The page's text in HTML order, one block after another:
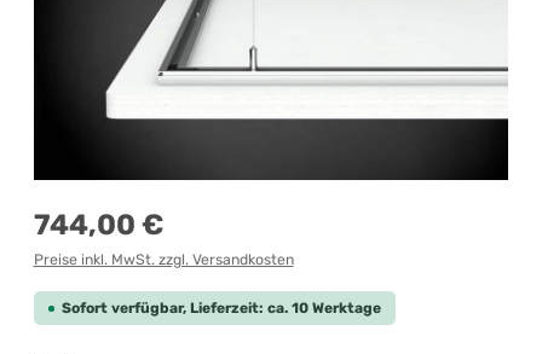
Regulärer Preis:
744,00 €
Preise inkl. MwSt. zzgl. Versandkosten
Sofort verfügbar, Lieferzeit: ca. 10 Werktage